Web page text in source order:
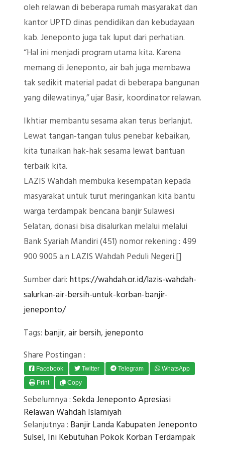
oleh relawan di beberapa rumah masyarakat dan
kantor UPTD dinas pendidikan dan kebudayaan
kab. Jeneponto juga tak luput dari perhatian.
“Hal ini menjadi program utama kita. Karena
memang di Jeneponto, air bah juga membawa
tak sedikit material padat di beberapa bangunan
yang dilewatinya,” ujar Basir, koordinator relawan.
Ikhtiar membantu sesama akan terus berlanjut.
Lewat tangan-tangan tulus penebar kebaikan,
kita tunaikan hak-hak sesama lewat bantuan
terbaik kita.
LAZIS Wahdah membuka kesempatan kepada
masyarakat untuk turut meringankan kita bantu
warga terdampak bencana banjir Sulawesi
Selatan, donasi bisa disalurkan melalui melalui
Bank Syariah Mandiri (451) nomor rekening : 499
900 9005 a.n LAZIS Wahdah Peduli Negeri.[]
Sumber dari: https://wahdah.or.id/lazis-wahdah-
salurkan-air-bersih-untuk-korban-banjir-
jeneponto/
Tags: banjir,air bersih,jeneponto
Share Postingan :
Facebook Twitter Telegram
WhatsApp
Print
Copy
Sebelumnya :Sekda Jeneponto Apresiasi
Relawan Wahdah Islamiyah
Selanjutnya : Banjir Landa Kabupaten Jeneponto
Sulsel, Ini Kebutuhan Pokok Korban Terdampak